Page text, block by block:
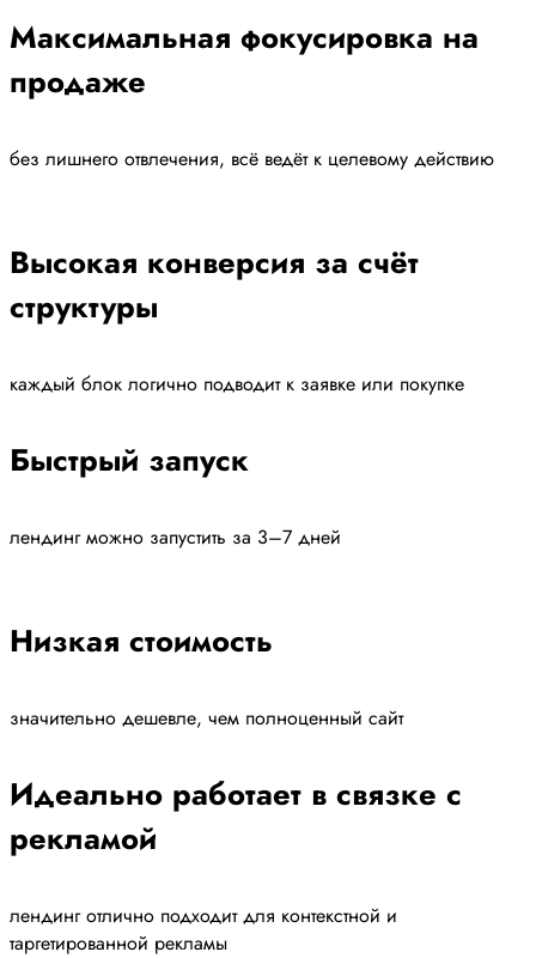
Максимальная фокусировка на
продаже
без лишнего отвлечения, всё ведёт к целевому действию
Высокая конверсия за счёт
структуры
каждый блок логично подводит к заявке или покупке
Быстрый запуск
лендинг можно запустить за 3–7 дней
Низкая стоимость
значительно дешевле, чем полноценный сайт
Идеально работает в связке с
рекламой
лендинг отлично подходит для контекстной и
таргетированной рекламы